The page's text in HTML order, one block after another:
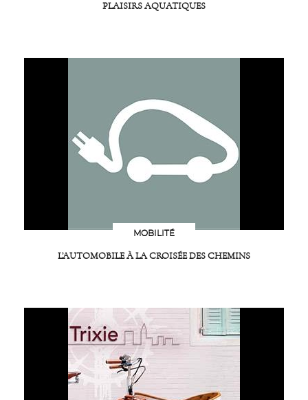
PLAISIRS AQUATIQUES
MOBILITÉ
L’AUTOMOBILE À LA CROISÉE DES CHEMINS